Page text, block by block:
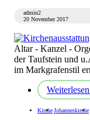
admin2
20 November 2017
Altar - Kanzel -
der Taufstein und
im Markgrafenstil
Weiterlesen
KircheJohanneskirche